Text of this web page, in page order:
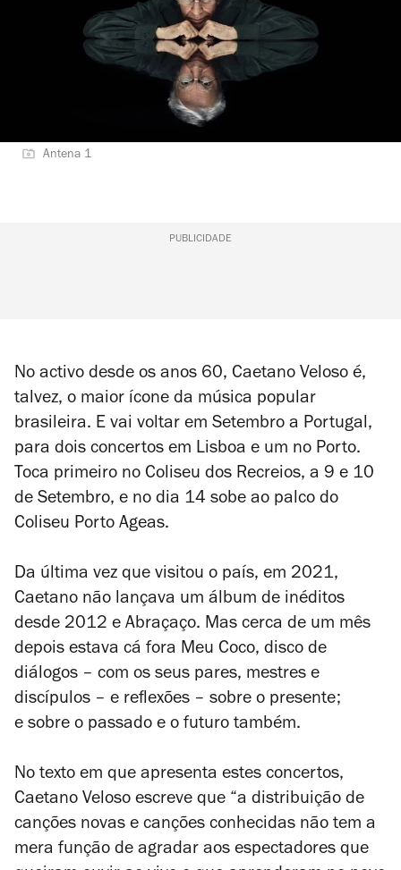
Antena 1
PUBLICIDADE
No activo desde os anos 60, Caetano Veloso é,
talvez, o maior ícone da música popular
brasileira. E vai voltar em Setembro a Portugal,
para dois concertos em Lisboa e um no Porto.
Toca primeiro no Coliseu dos Recreios, a 9 e 10
de Setembro, e no dia 14 sobe ao palco do
Coliseu Porto Ageas.
Da última vez que visitou o país, em 2021,
Caetano não lançava um álbum de inéditos
desde 2012 e Abraçaço. Mas cerca de um mês
depois estava cá fora Meu Coco, disco de
diálogos – com os seus pares, mestres e
discípulos – e reflexões – sobre o presente;
e sobre o passado e o futuro também.
No texto em que apresenta estes concertos,
Caetano Veloso escreve que “a distribuição de
canções novas e canções conhecidas não tem a
mera função de agradar aos espectadores que